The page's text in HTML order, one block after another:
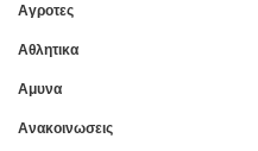
Αγροτες
Αθλητικα
Αμυνα
Ανακοινωσεις